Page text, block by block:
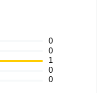
0
0
1
0
0